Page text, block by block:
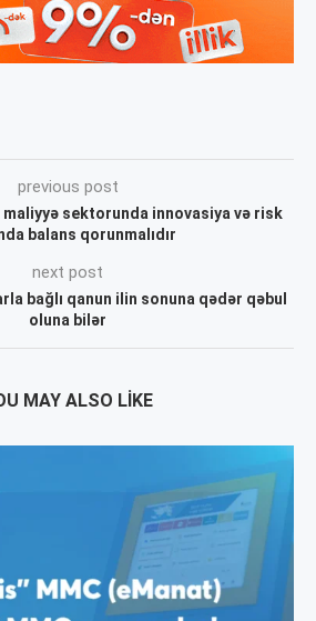
previous post
maliyyə sektorunda innovasiya və risk
balans qorunmalıdır
next post
bağlı qanun ilin sonuna qədər qəbul
oluna bilər
MAY ALSO LIKE